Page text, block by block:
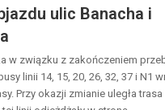
ulic Banacha i
w związku z zakończeniem
linii 14, 15, 20, 26, 32, 37 i N1
Przy okazji zmianie uległa